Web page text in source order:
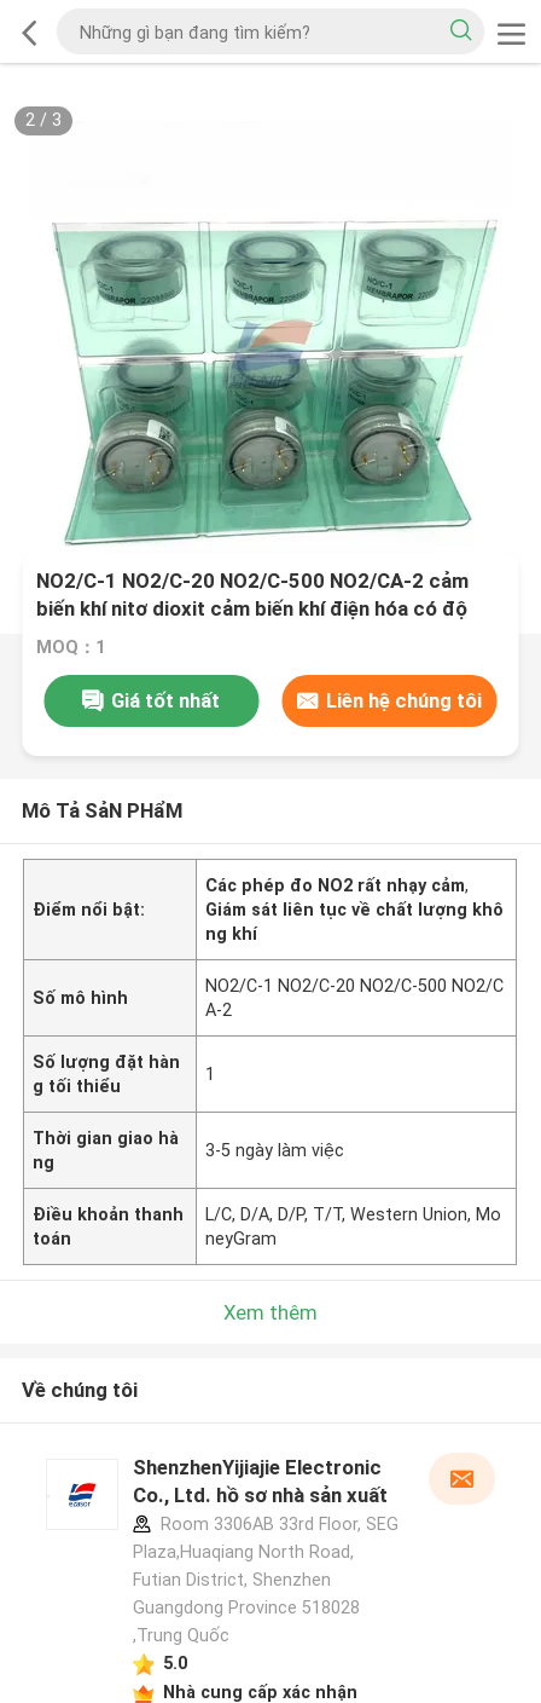
2/ 3
NO2/C-1 NO2/C-20 NO2/C-500 NO2/CA-2 cảm
biến khí nitơ dioxit cảm biến khí điện hóa có độ
nhạy cao NO2 đo lường chất lượng không khí liên
MOQ：1
Giá tốt nhất Liên hệ chúng tôi
Mô Tả SảN PHẩM
Điểm nổi bật:
Các phép đo NO2 rất nhạy cảm,
Giám sát liên tục về chất lượng khô
ng khí
Số mô hình
NO2/C-1 NO2/C-20 NO2/C-500 NO2/C
A-2
Số lượng đặt hàn
g tối thiểu
1
Thời gian giao hà
ng
3-5 ngày làm việc
Điều khoản thanh
toán
L/C, D/A, D/P, T/T, Western Union, Mo
neyGram
Xem thêm
Về chúng tôi
ShenzhenYijiajie Electronic
Co., Ltd. hồ sơ nhà sản xuất
Room 3306AB 33rd Floor, SEG
Plaza,Huaqiang North Road,
Futian District, Shenzhen
Guangdong Province 518028
,Trung Quốc
5.0
Nhà cung cấp xác nhận